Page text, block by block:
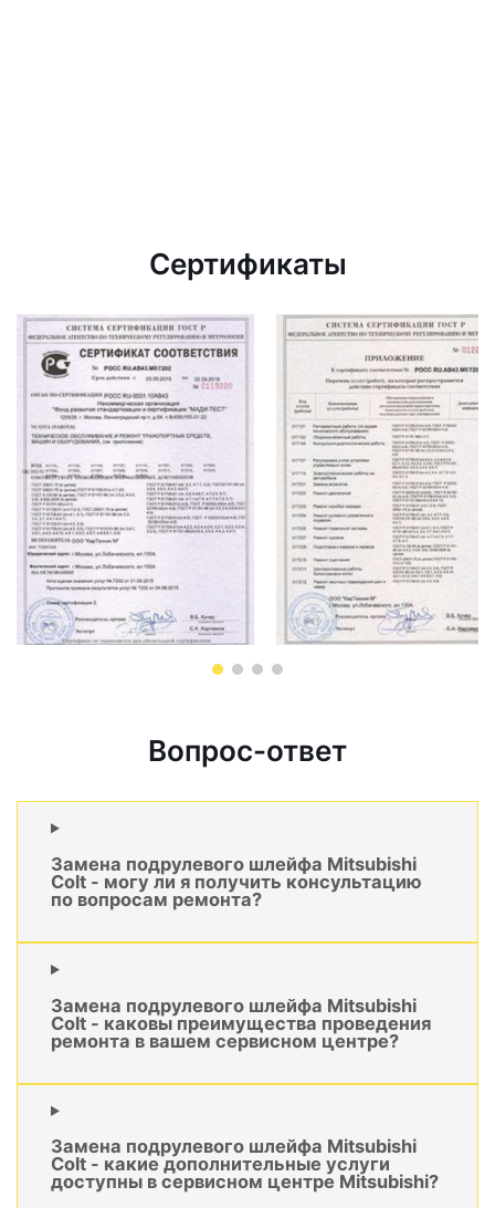
Сертификаты
Вопрос-ответ
Замена подрулевого шлейфа Mitsubishi
Colt - могу ли я получить консультацию
по вопросам ремонта?
Замена подрулевого шлейфа Mitsubishi
Colt - каковы преимущества проведения
ремонта в вашем сервисном центре?
Замена подрулевого шлейфа Mitsubishi
Colt - какие дополнительные услуги
доступны в сервисном центре Mitsubishi?